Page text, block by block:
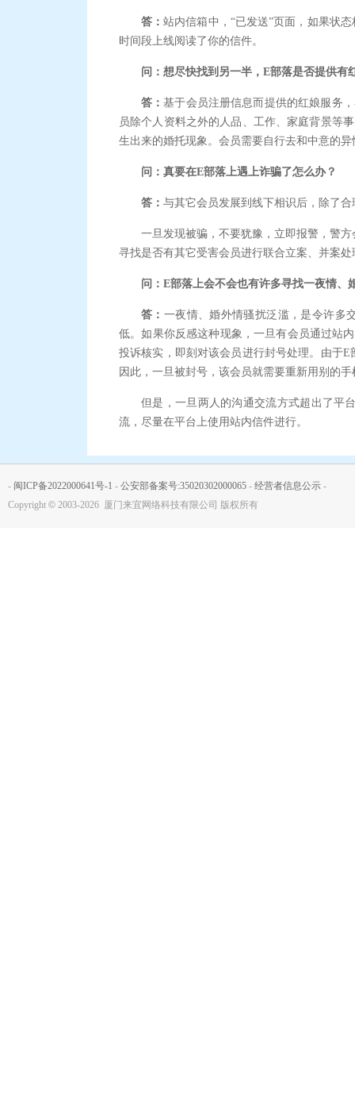
答：站内信箱中，“已发送”页面，如果状
时间段上线阅读了你的信件。
问：想尽快找到另一半，E部落是否提供有
答：基于会员注册信息而提供的红娘服务
员除个人资料之外的人品、工作、家庭背景等
生出来的婚托现象。会员需要自行去和中意的
问：真要在E部落上遇上诈骗了怎么办？
答： 与其它会员发展到线下相识后，除了
一旦发现被骗，不要犹豫，立即报警，警
寻找是否有其它受害会员进行联合立案、并案处
问：E部落上会不会也有许多寻找一夜情、
答： 一夜情、婚外情骚扰泛滥，是令许多
低。如果你反感这种现象，一旦有会员通过站
投诉核实，即刻对该会员进行封号处理。由于
因此，一旦被封号，该会员就需要重新用别的
但是，一旦两人的沟通交流方式超出了平
流，尽量在平台上使用站内信件进行。
- 闽ICP备2022000641号-1 - 公安部备案号:35020302000065 - 经营者信息公示 -
Copyright © 2003-2026 厦门来宜网络科技有限公司 版权所有